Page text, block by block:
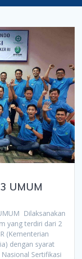
UMUM
Dilaksanakan
yang terdiri dari 2
(Kementerian
dengan syarat
Sertifikasi